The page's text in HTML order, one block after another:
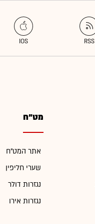
מט"ח
אתר המט"ח
שערי חליפין
נגזרות דולר
נגזרות אירו